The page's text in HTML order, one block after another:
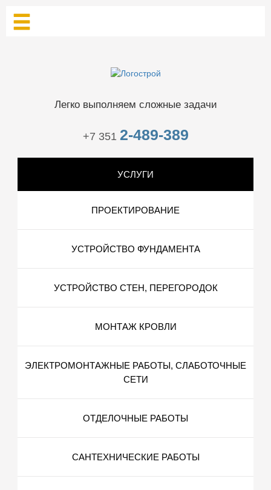
Легко выполняем сложные задачи
+7 351 2-489-389
УСЛУГИ
ПРОЕКТИРОВАНИЕ
УСТРОЙСТВО ФУНДАМЕНТА
УСТРОЙСТВО СТЕН, ПЕРЕГОРОДОК
МОНТАЖ КРОВЛИ
ЭЛЕКТРОМОНТАЖНЫЕ РАБОТЫ, СЛАБОТОЧНЫЕ
СЕТИ
ОТДЕЛОЧНЫЕ РАБОТЫ
САНТЕХНИЧЕСКИЕ РАБОТЫ